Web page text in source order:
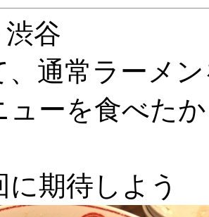
谷
、通常ラーメ
ューを食べた
に期待しよう